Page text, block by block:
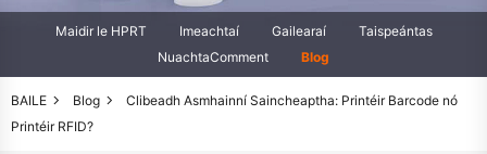
Maidir le HPRT Imeachtaí Gailearaí
Taispeántas
NuachtaComment
Blog
BAILE Blog
Clibeadh Asmhainní Saincheaptha: Printéir Barcode nó
Printéir RFID?